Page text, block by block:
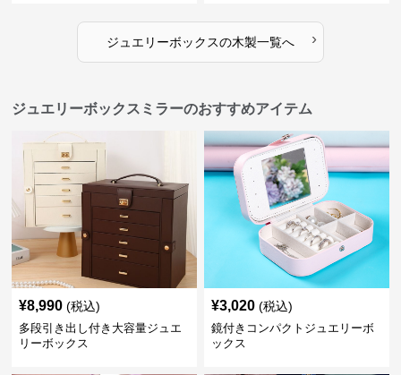
ジュエリーボックスの木製一覧へ ›
ジュエリーボックスミラーのおすすめアイテム
¥8,990 (税込)
多段引き出し付き大容量ジュエ
リーボックス
¥3,020 (税込)
鏡付きコンパクトジュエリーボ
ックス